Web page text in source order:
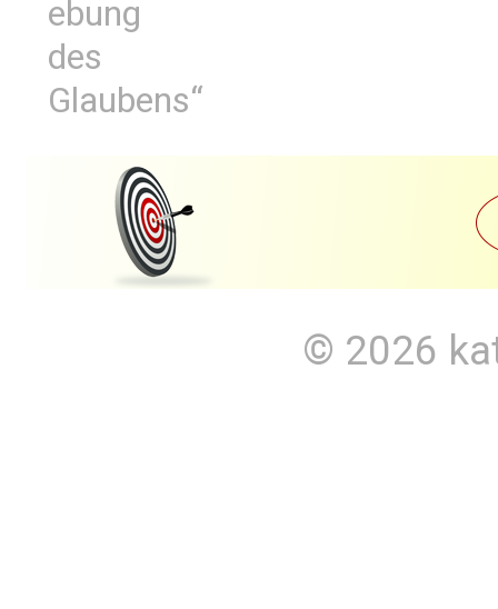
ebung
des
Glaubens“
© 2026